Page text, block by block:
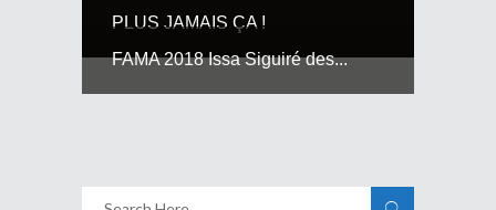
PLUS JAMAIS ÇA !
FAMA 2018 Issa Siguiré des...